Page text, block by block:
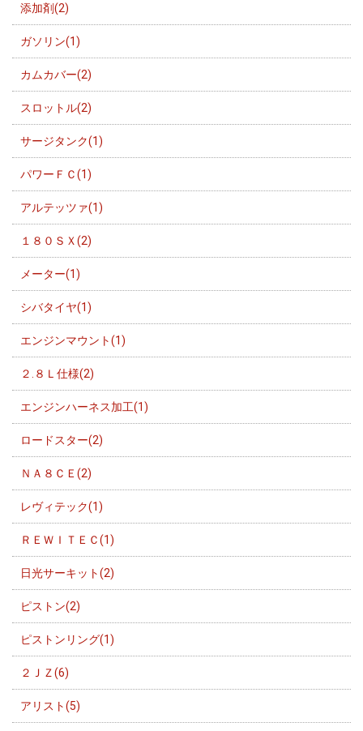
添加剤(2)
ガソリン(1)
カムカバー(2)
スロットル(2)
サージタンク(1)
パワーＦＣ(1)
アルテッツァ(1)
１８０ＳＸ(2)
メーター(1)
シバタイヤ(1)
エンジンマウント(1)
２.８Ｌ仕様(2)
エンジンハーネス加工(1)
ロードスター(2)
ＮＡ８ＣＥ(2)
レヴィテック(1)
ＲＥＷＩＴＥＣ(1)
日光サーキット(2)
ピストン(2)
ピストンリング(1)
２ＪＺ(6)
アリスト(5)